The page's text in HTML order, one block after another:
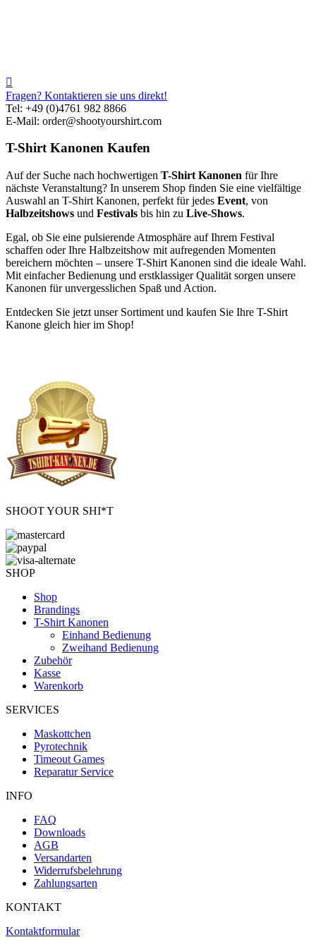
Fragen? Kontaktieren sie uns direkt!
Tel: +49 (0)4761 982 8866
E-Mail: order@shootyourshirt.com
T-Shirt Kanonen Kaufen
Auf der Suche nach hochwertigen T-Shirt Kanonen für Ihre
nächste Veranstaltung? In unserem Shop finden Sie eine vielfältige
Auswahl an T-Shirt Kanonen, perfekt für jedes Event, von
Halbzeitshows und Festivals bis hin zu Live-Shows.
Egal, ob Sie eine pulsierende Atmosphäre auf Ihrem Festival
schaffen oder Ihre Halbzeitshow mit aufregenden Momenten
bereichern möchten – unsere T-Shirt Kanonen sind die ideale Wahl.
Mit einfacher Bedienung und erstklassiger Qualität sorgen unsere
Kanonen für unvergesslichen Spaß und Action.
Entdecken Sie jetzt unser Sortiment und kaufen Sie Ihre T-Shirt
Kanone gleich hier im Shop!
SHOOT YOUR SHI*T
SHOP
Shop
Brandings
T-Shirt Kanonen
Einhand Bedienung
Zweihand Bedienung
Zubehör
Kasse
Warenkorb
SERVICES
Maskottchen
Pyrotechnik
Timeout Games
Reparatur Service
INFO
FAQ
Downloads
AGB
Versandarten
Widerrufsbelehrung
Zahlungsarten
KONTAKT
Kontaktformular